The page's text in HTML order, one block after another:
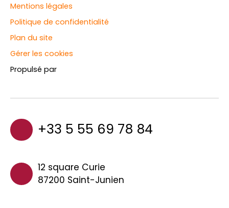
Mentions légales
Politique de confidentialité
Plan du site
Gérer les cookies
Propulsé par
+33 5 55 69 78 84
12 square Curie
87200 Saint-Junien